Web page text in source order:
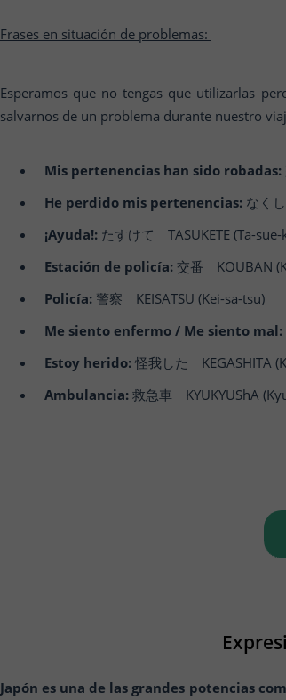
Frases en situación de problemas:
Esperamos que no tengas que utilizarlas
salvarnos de un problema durante nuestro
Mis pertenencias han sido robadas:
He perdido mis pertenencias: なく
¡Ayuda!: たすけて TASUKETE (Ta-sue-
Estación de policía: 交番 KOUBAN
Policía: 警察 KEISATSU (Kei-sa-tsu)
Me siento enfermo / Me siento mal:
Estoy herido: 怪我した KEGASHITA
Ambulancia: 救急車 KYUKYUShA
Japón es una de las grandes potencias